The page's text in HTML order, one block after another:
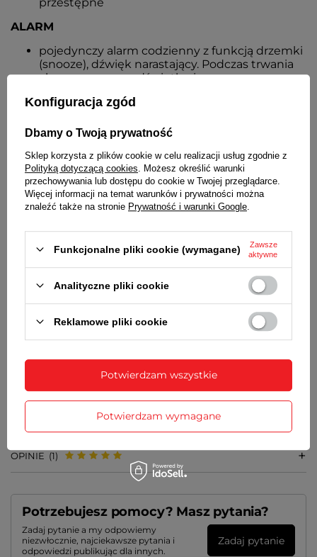
ALARM
pojedynczy alarm codzienny z funkcją drzemki
(snooze), dźwięk narastający. Podczas trwania
alarmu mruga podświetlenie
wskaźnik załączonej funkcji snooze
czas przerwy pomiędzy alarmami (snooze) - ok.
WYŚWIETLACZ
podświetlany
podświetlenie po naciśnięciu przycisku
ZASILANIE
2 baterie LR6 (AA) - w zestawie
WYMIARY
118 x 85 x 42 mm [szer x wys x gł]
MATERIAŁ
SZCZEGÓŁOWE DANE
OPINIE (1)
Potrzebujesz pomocy? Masz pytania?
Zadaj pytanie a my odpowiemy
niezwłocznie, najciekawsze pytania i
odpowiedzi publikując dla innych.
Zadaj pytanie
Konfiguracja zgód
Dbamy o Twoją prywatność
Sklep korzysta z plików cookie w celu realizacji usług zgodnie z
Polityką dotyczącą cookies . Możesz określić warunki
przechowywania lub dostępu do cookie w Twojej przeglądarce.
Więcej informacji na temat warunków i prywatności można
znaleźć także na stronie Prywatność i warunki Google
Funkcjonalne pliki cookie (wymagane)
Zawsze
aktywne
Analityczne pliki cookie
Reklamowe pliki cookie
Potwierdzam wymagane
Potwierdzam wszystkie